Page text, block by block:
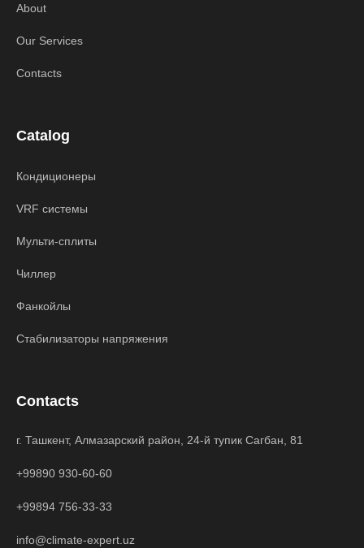
About
Our Services
Contacts
Catalog
Кондиционеры
VRF системы
Мульти-сплиты
Чиллер
Фанкойлы
Стабилизаторы напряжения
Contacts
г. Ташкент, Алмазарский район, 24-й тупик Сагбан, 81
+99890 930-60-60
+99894 756-33-33
info@climate-expert.uz